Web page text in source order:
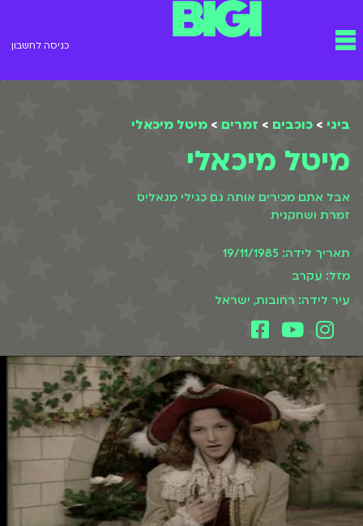
תפריט כניסה לחשבון
ביגי > כוכבים > זמרים > מיטל מיכאלי
מיטל מיכאלי
אבל אתם מכירים אותה גם כגילי מגאליס
זמרת ושחקנית
תאריך לידה: 19/11/1985
מזל: עקרב
עיר לידה: רחובות, ישראל